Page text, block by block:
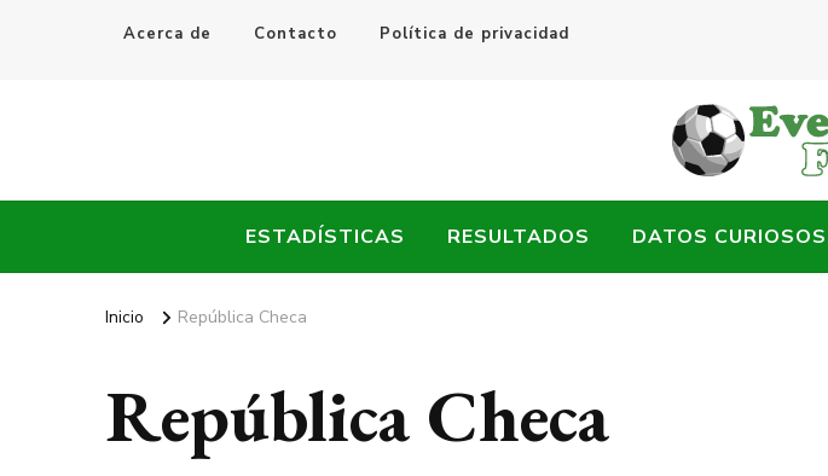
Acerca de Contacto Política de privacidad
Every Fútbol
ESTADÍSTICAS RESULTADOS DATOS CURIOSOS
Inicio República Checa
República Checa